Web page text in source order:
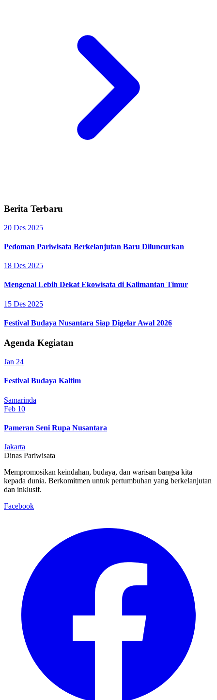
Berita Terbaru
20 Des 2025
Pedoman Pariwisata Berkelanjutan Baru Diluncurkan
18 Des 2025
Mengenal Lebih Dekat Ekowisata di Kalimantan Timur
15 Des 2025
Festival Budaya Nusantara Siap Digelar Awal 2026
Agenda Kegiatan
Jan 24
Festival Budaya Kaltim
Samarinda
Feb 10
Pameran Seni Rupa Nusantara
Jakarta
Dinas Pariwisata
Mempromosikan keindahan, budaya, dan warisan bangsa kita
kepada dunia. Berkomitmen untuk pertumbuhan yang berkelanjutan
dan inklusif.
Facebook